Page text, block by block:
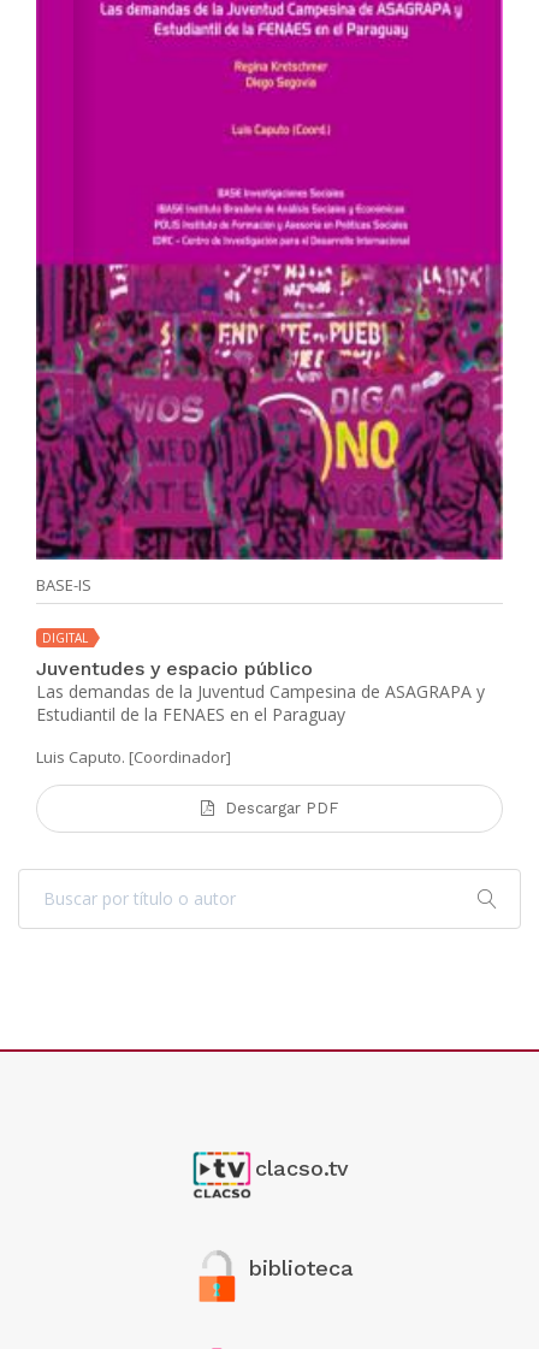
BASE-IS
DIGITAL
Juventudes y espacio público
Las demandas de la Juventud Campesina de ASAGRAPA y
Estudiantil de la FENAES en el Paraguay
Luis Caputo. [Coordinador]
Descargar PDF
clacso.tv
biblioteca